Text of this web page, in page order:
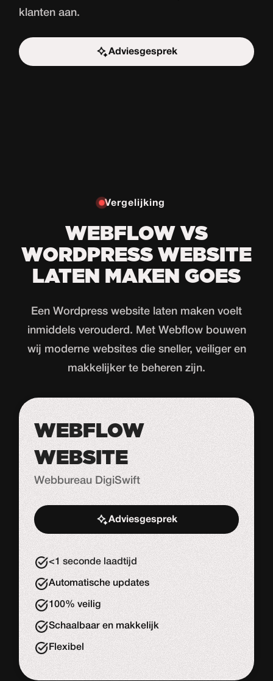
klanten aan.
Adviesgesprek
Start de uitdaging
Vergelijking
WEBFLOW VS
WORDPRESS WEBSITE
LATEN MAKEN GOES
Een Wordpress website laten maken voelt
inmiddels verouderd. Met Webflow bouwen
wij moderne websites die sneller, veiliger en
makkelijker te beheren zijn.
WEBFLOW
WEBSITE
Webbureau DigiSwift
Adviesgesprek
Start de uitdaging
<1 seconde laadtijd
Automatische updates
100% veilig
Schaalbaar en makkelijk
Flexibel